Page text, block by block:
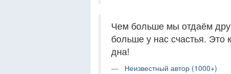
Чем больше мы отдаём
больше у нас счастья. Это
дна!
Неизвестный автор (1000+)